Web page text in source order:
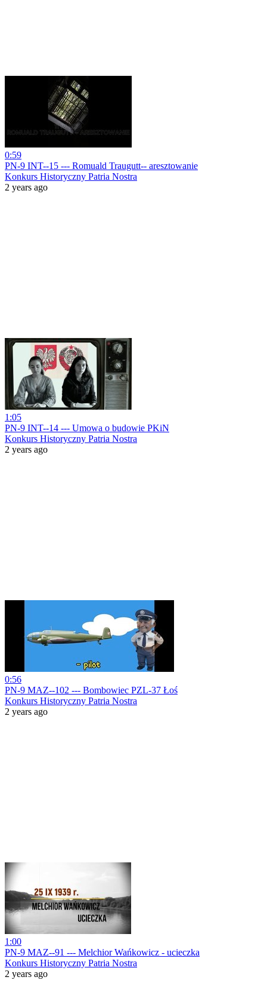
0:59
PN-9 INT--15 --- Romuald Traugutt-- aresztowanie
Konkurs Historyczny Patria Nostra
2 years ago
1:05
PN-9 INT--14 --- Umowa o budowie PKiN
Konkurs Historyczny Patria Nostra
2 years ago
0:56
PN-9 MAZ--102 --- Bombowiec PZL-37 Łoś
Konkurs Historyczny Patria Nostra
2 years ago
1:00
PN-9 MAZ--91 --- Melchior Wańkowicz - ucieczka
Konkurs Historyczny Patria Nostra
2 years ago